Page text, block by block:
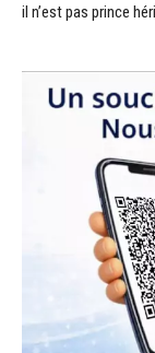
il n’est pas prince